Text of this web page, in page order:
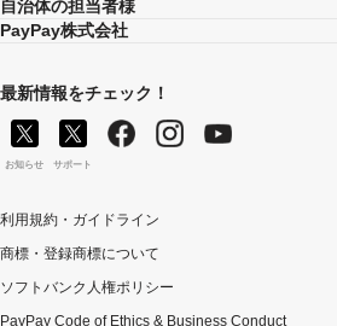
自治体の担当者様
PayPay株式会社
最新情報をチェック！
お知らせ サポート
利用規約・ガイドライン
商標・登録商標について
ソフトバンク人権ポリシー
PayPay Code of Ethics & Business Conduct